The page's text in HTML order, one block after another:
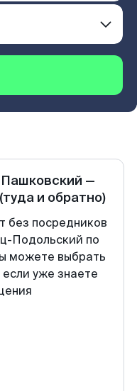
Пашковский —
(туда и обратно)
без посредников
Подольский по
можете выбрать
уже знаете